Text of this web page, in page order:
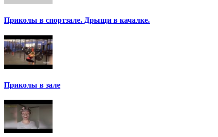
Приколы в спортзале. Дрыщи в качалке.
Приколы в зале